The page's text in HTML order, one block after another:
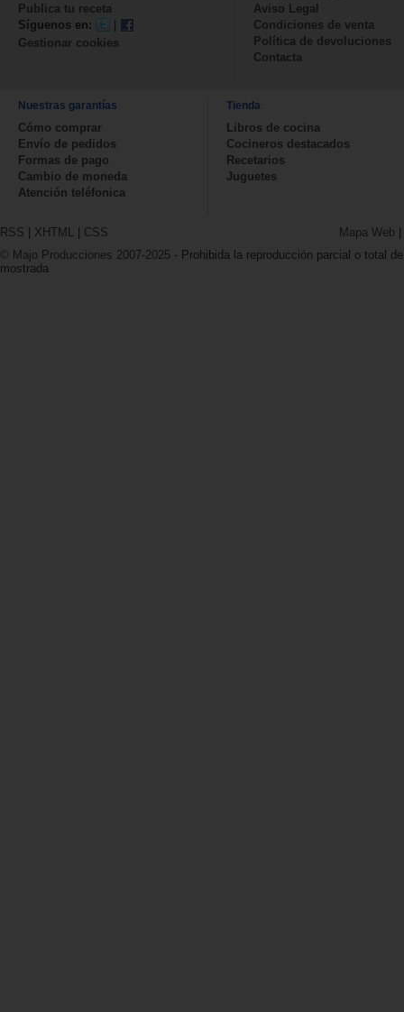
Publica tu receta
Síguenos en:
|
Gestionar cookies
Aviso Legal
Condiciones de venta
Política de devoluciones
Contacta
Nuestras garantías
Cómo comprar
Envío de pedidos
Formas de pago
Cambio de moneda
Atención teléfonica
Tienda
Libros de cocina
Cocineros destacados
Recetarios
Juguetes
RSS | XHTML | CSS Mapa Web |
© Majo Producciones 2007-2025 - Prohibida la reproducción parcial o total
mostrada